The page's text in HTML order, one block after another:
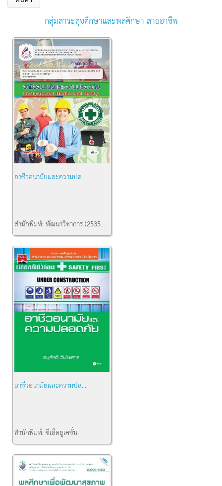
กลุ่มสาระสุขศึกษาและพลศึกษา สายอาชีพ
อาชีวอนามัยและความปล...
สำนักพิมพ์:พัฒนาวิชาการ (2535...
คงเหลือ:1
อาชีวอนามัยและความปล...
สำนักพิมพ์:ซีเอ็ดยูเคชั่น
คงเหลือ:1